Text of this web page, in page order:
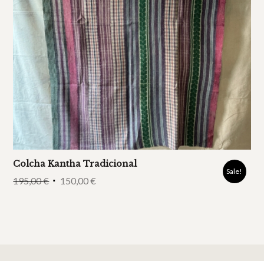
Colcha Kantha Tradicional
195,00€ 150,00€
Sale!